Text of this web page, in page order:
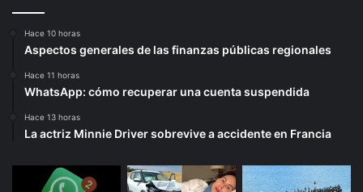
Hace 10 horas
Aspectos generales de las finanzas públicas regionales
Hace 11 horas
WhatsApp: cómo recuperar una cuenta suspendida
Hace 13 horas
La actriz Minnie Driver sobrevive a accidente en Francia